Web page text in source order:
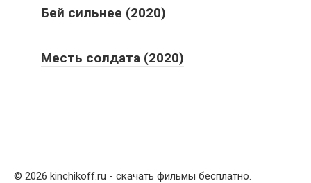
Бей сильнее (2020)
Месть солдата (2020)
© 2026 kinchikoff.ru - скачать фильмы бесплатно.